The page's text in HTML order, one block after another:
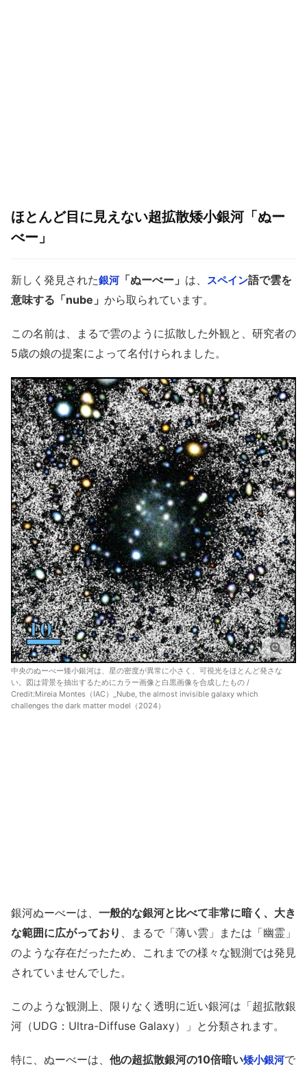
ほとんど目に見えない超拡散矮小銀河「ぬー
べー」
新しく発見された銀河「ぬーべー」 は、 スペイン語で雲を
意味する「nube」 から取られています。
この名前は、まるで雲のように拡散した外観と、研究者の
5歳の娘の提案によって名付けられました。
中央のぬーべー矮小銀河は、星の密度が異常に小さく、可視光をほとんど発さな
い。図は背景を抽出するためにカラー画像と白黒画像を合成したもの /
Credit:Mireia Montes（IAC）_Nube, the almost invisible galaxy which
challenges the dark matter model（2024）
銀河ぬーべーは、 一般的な銀河と比べて非常に暗く、大き
な範囲に広がっており 、まるで「薄い雲」または「幽霊」
のような存在だったため、これまでの様々な観測では発見
されていませんでした。
このような観測上、限りなく透明に近い銀河は「超拡散銀
河（UDG：Ultra-Diffuse Galaxy）」と分類されます。
特に、ぬーべーは、 他の超拡散銀河の10倍暗い矮小銀河で